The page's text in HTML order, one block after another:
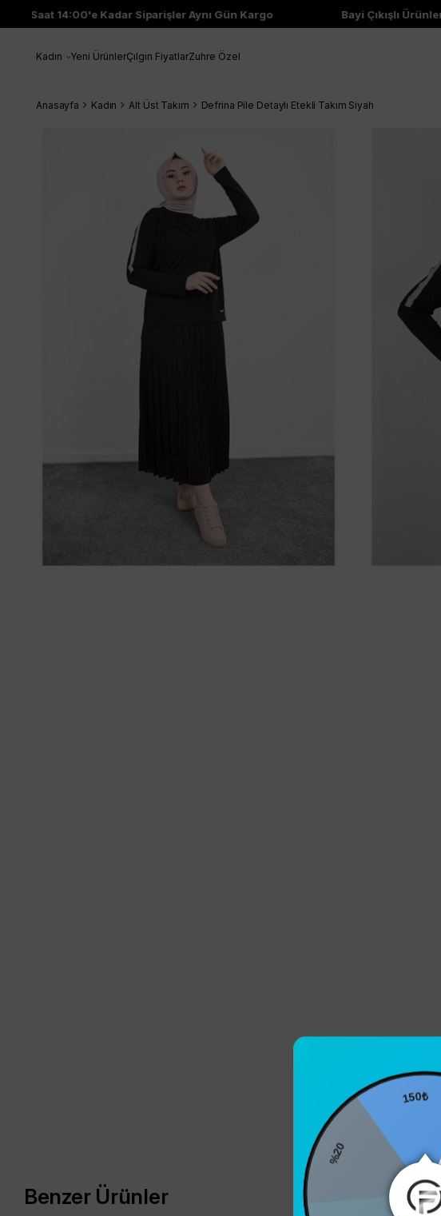
Saat 14:00'e Kadar Siparişler Aynı Gün Kargo Bayi Çıkışlı Ürünler
Kadın Yeni ÜrünlerÇılgın FiyatlarZuhre Özel
Anasayfa Kadın Alt Üst Takım Defrina Pile Detaylı Etekli Takım Siyah
Benzer Ürünler
150₺
%20